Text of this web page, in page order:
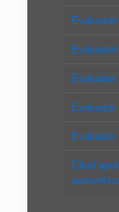
Când